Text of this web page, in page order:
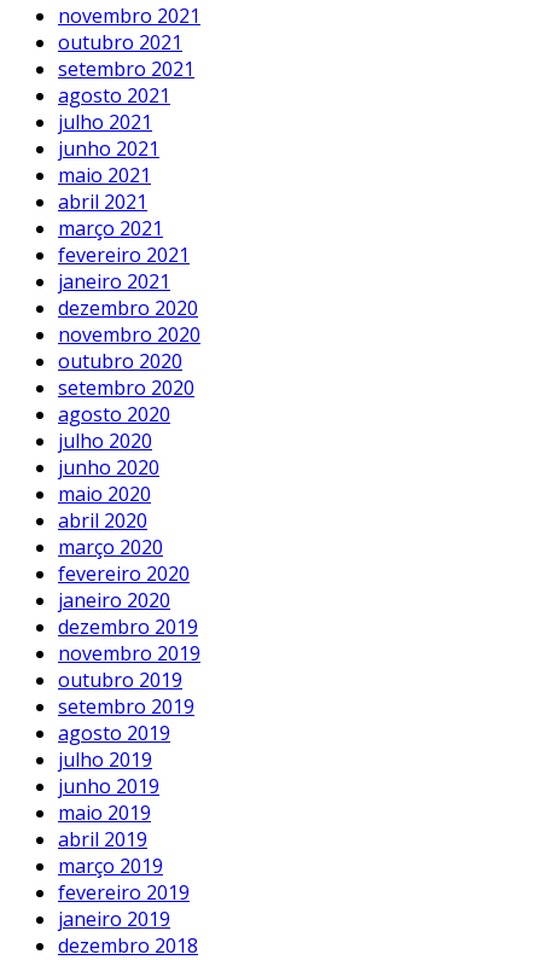
novembro 2021
outubro 2021
setembro 2021
agosto 2021
julho 2021
junho 2021
maio 2021
abril 2021
março 2021
fevereiro 2021
janeiro 2021
dezembro 2020
novembro 2020
outubro 2020
setembro 2020
agosto 2020
julho 2020
junho 2020
maio 2020
abril 2020
março 2020
fevereiro 2020
janeiro 2020
dezembro 2019
novembro 2019
outubro 2019
setembro 2019
agosto 2019
julho 2019
junho 2019
maio 2019
abril 2019
março 2019
fevereiro 2019
janeiro 2019
dezembro 2018